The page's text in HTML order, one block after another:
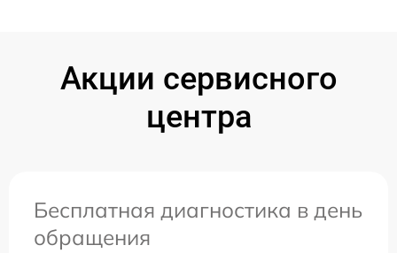
Акции сервисного
центра
Бесплатная диагностика в день
обращения